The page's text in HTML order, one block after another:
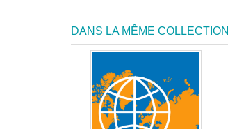
DANS LA MÊME COLLECTION